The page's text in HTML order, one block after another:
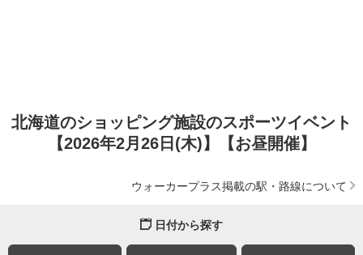
北海道のショッピング施設のスポーツイベント
【2026年2月26日(木)】【お昼開催】
ウォーカープラス掲載の駅・路線について
日付から探す